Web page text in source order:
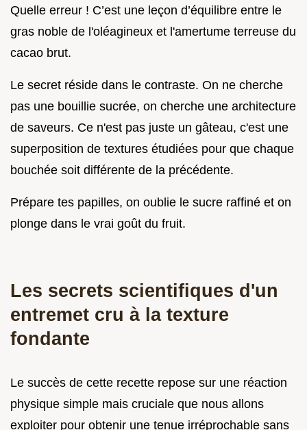
Quelle erreur ! C’est une leçon d’équilibre entre le
gras noble de l'oléagineux et l'amertume terreuse du
cacao brut.
Le secret réside dans le contraste. On ne cherche
pas une bouillie sucrée, on cherche une architecture
de saveurs. Ce n'est pas juste un gâteau, c'est une
superposition de textures étudiées pour que chaque
bouchée soit différente de la précédente.
Prépare tes papilles, on oublie le sucre raffiné et on
plonge dans le vrai goût du fruit.
Les secrets scientifiques d'un
entremet cru à la texture
fondante
Le succès de cette recette repose sur une réaction
physique simple mais cruciale que nous allons
exploiter pour obtenir une tenue irréprochable sans